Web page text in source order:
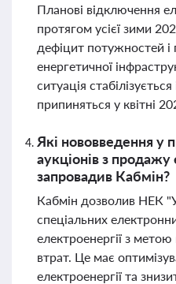
Планові відключення
протягом усієї зими
дефіцит потужностей
енергетичної
ситуація
припиняться у квітні
Які нововведення у
аукціонів з продажу
запровадив Кабмін?
Кабмін дозволив НЕК
спеціальних
електроенергії з
втрат. Це має
електроенергії та